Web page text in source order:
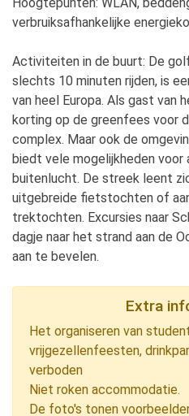
verbruiksafhankelijke
Activiteiten in de buurt: De
slechts 10 minuten rijden, is
van heel Europa. Als gast van
korting op de greenfees voor
complex. Maar ook de
biedt vele mogelijkheden
buitenlucht. De streek leent
uitgebreide fietstochten of
trektochten. Excursies naar
dagje naar het strand aan de
aan te bevelen.
Extra
Het organiseren van
vrijgezellenfeesten,
verboden
Niet roken accommodatie.
De foto's tonen